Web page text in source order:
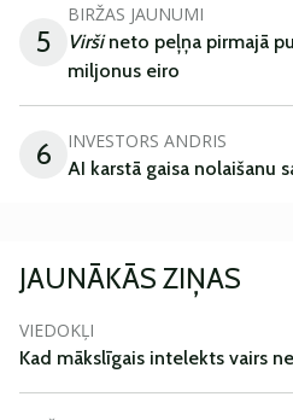
5
BIRŽAS JAUNUMI
Viršineto peļņa pirmajā
miljonus eiro
6 INVESTORS ANDRIS
AI karstā gaisa nolaišanu
JAUNĀKĀS ZIŅAS
VIEDOKĻI
Kad mākslīgais intelekts vairs